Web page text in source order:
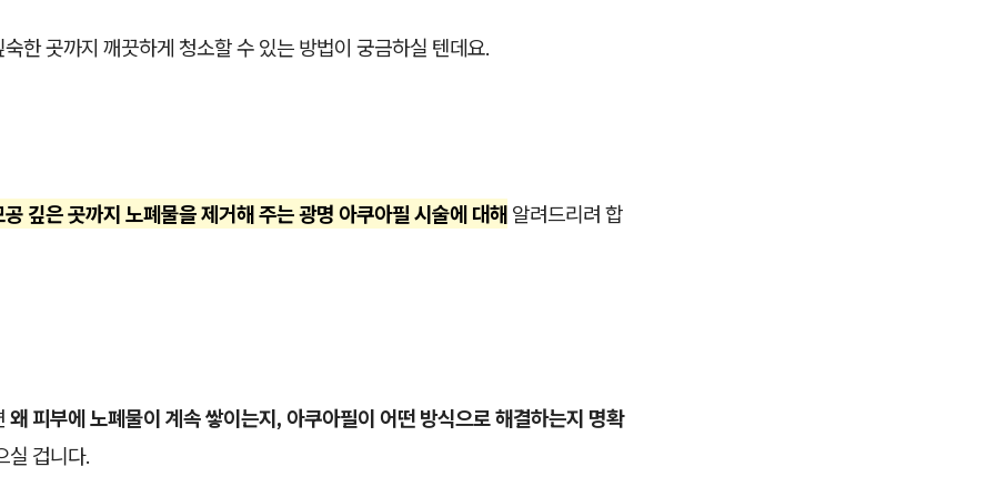
한 곳까지 깨끗하게 청소할 수 있는 방법이 궁금하실 텐데요.
깊은 곳까지 노폐물을 제거해 주는 광명 아쿠아필 시술에 대해 알려드리려 합
왜 피부에 노폐물이 계속 쌓이는지, 아쿠아필이 어떤 방식으로 해결하는지 명확
실 겁니다.